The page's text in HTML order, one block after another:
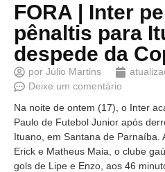
FORA | Inter
pênaltis para
despede da
por Júlio Martins
Deixe um comentário
Na noite de ontem (17), o Inter
Paulo de Futebol Junior após
Ituano, em Santana de Parnaíba.
Erick e Matheus Maia, o clube
gols de Lipe e Enzo, aos 46